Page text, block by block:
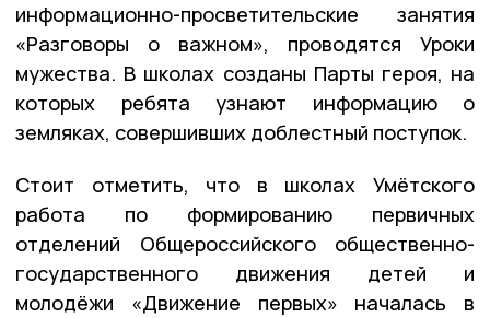
информационно-просветительские занятия
«Разговоры о важном», проводятся Уроки
мужества. В школах созданы Парты героя, на
которых ребята узнают информацию о
земляках, совершивших доблестный поступок.
Стоит отметить, что в школах Умётского
работа по формированию первичных
отделений Общероссийского общественно-
государственного движения детей и
молодёжи «Движение первых» началась в